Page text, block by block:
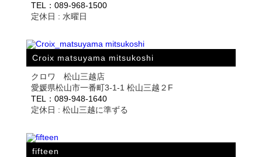
TEL：089-968-1500
定休日 : 水曜日
Croix matsuyama mitsukoshi
クロワ 松山三越店
愛媛県松山市一番町3-1-1 松山三越２F
TEL：089-948-1640
定休日 : 松山三越に準ずる
fifteen